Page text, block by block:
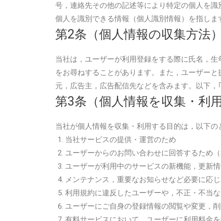
号，連絡先その他の記述等により特定の個人を
個人を識別できる情報（個人識別情報）を指しま
第2条（個人情報の収集方法
当社は，ユーザーが利用登録をする際に氏名，
をお尋ねすることがあります。また，ユーザー
元，広告主，広告配信先などを含みます。以下
第3条（個人情報を収集・利
当社が個人情報を収集・利用する目的は，以下の
当社サービスの提供・運営のため
ユーザーからのお問い合わせに回答するため
ユーザーが利用中のサービスの新機能，更新
メンテナンス，重要なお知らせなど必要に応
利用規約に違反したユーザーや，不正・不当
ユーザーにご自身の登録情報の閲覧や変更，